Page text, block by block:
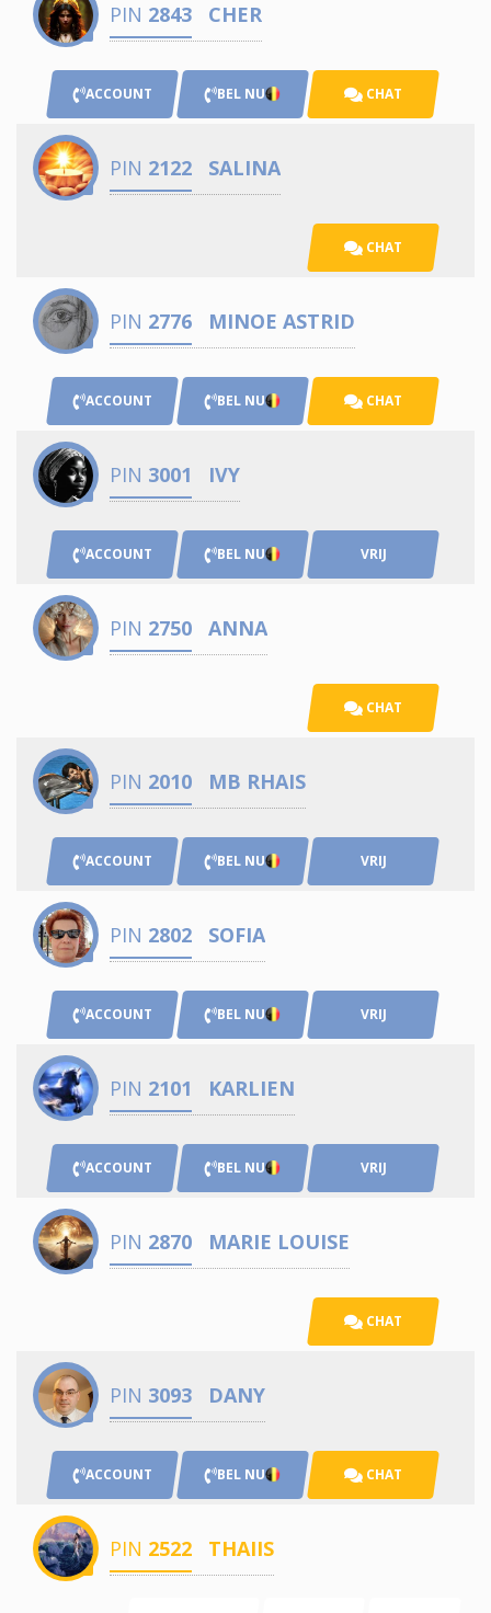
PIN 2843 CHER
ACCOUNT BEL NU CHAT
PIN 2122 SALINA
CHAT
PIN 2776 MINOE ASTRID
ACCOUNT BEL NU CHAT
PIN 3001 IVY
ACCOUNT BEL NU VRIJ
PIN 2750 ANNA
CHAT
PIN 2010 MB RHAIS
ACCOUNT BEL NU VRIJ
PIN 2802 SOFIA
ACCOUNT BEL NU VRIJ
PIN 2101 KARLIEN
ACCOUNT BEL NU VRIJ
PIN 2870 MARIE LOUISE
CHAT
PIN 3093 DANY
ACCOUNT BEL NU CHAT
PIN 2522 THAIIS